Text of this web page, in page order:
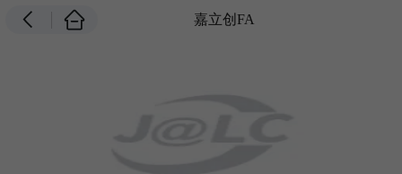
嘉立创FA